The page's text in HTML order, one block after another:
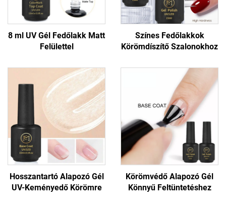
8 ml UV Gél Fedőlakk Matt
Felülettel
Színes Fedőlakkok
Körömdíszítő Szalonokhoz
Hosszantartó Alapozó Gél
UV-Keményedő Körömre
Körömvédő Alapozó Gél
Könnyű Feltüntetéshez